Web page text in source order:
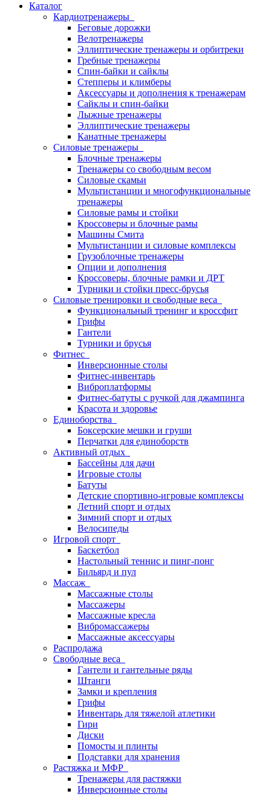
Каталог
Кардиотренажеры
Беговые дорожки
Велотренажеры
Эллиптические тренажеры и орбитреки
Гребные тренажеры
Спин-байки и сайклы
Степперы и климберы
Аксессуары и дополнения к тренажерам
Сайклы и спин-байки
Лыжные тренажеры
Эллиптические тренажеры
Канатные тренажеры
Силовые тренажеры
Блочные тренажеры
Тренажеры со свободным весом
Силовые скамьи
Мультистанции и многофункциональные
тренажеры
Силовые рамы и стойки
Кроссоверы и блочные рамы
Машины Смита
Мультистанции и силовые комплексы
Грузоблочные тренажеры
Опции и дополнения
Кроссоверы, блочные рамки и ДРТ
Турники и стойки пресс-брусья
Силовые тренировки и свободные веса
Функциональный тренинг и кроссфит
Грифы
Гантели
Турники и брусья
Фитнес
Инверсионные столы
Фитнес-инвентарь
Виброплатформы
Фитнес-батуты с ручкой для джампинга
Красота и здоровье
Единоборства
Боксерские мешки и груши
Перчатки для единоборств
Активный отдых
Бассейны для дачи
Игровые столы
Батуты
Детские спортивно-игровые комплексы
Летний спорт и отдых
Зимний спорт и отдых
Велосипеды
Игровой спорт
Баскетбол
Настольный теннис и пинг-понг
Бильярд и пул
Массаж
Массажные столы
Массажеры
Массажные кресла
Вибромассажеры
Массажные аксессуары
Распродажа
Свободные веса
Гантели и гантельные ряды
Штанги
Замки и крепления
Грифы
Инвентарь для тяжелой атлетики
Гири
Диски
Помосты и плинты
Подставки для хранения
Растяжка и МФР
Тренажеры для растяжки
Инверсионные столы